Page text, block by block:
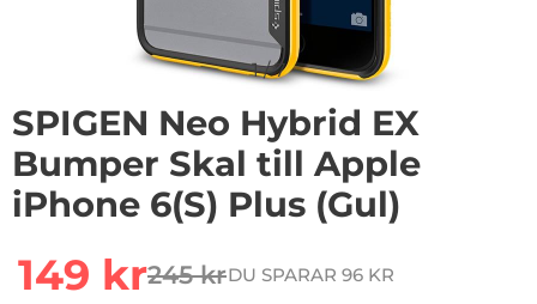
1/7
SPIGEN Neo Hybrid EX
Bumper Skal till Apple
iPhone 6(S) Plus (Gul)
rea pris
149 krtidigare pris
245 krDU SPARAR 96 KR